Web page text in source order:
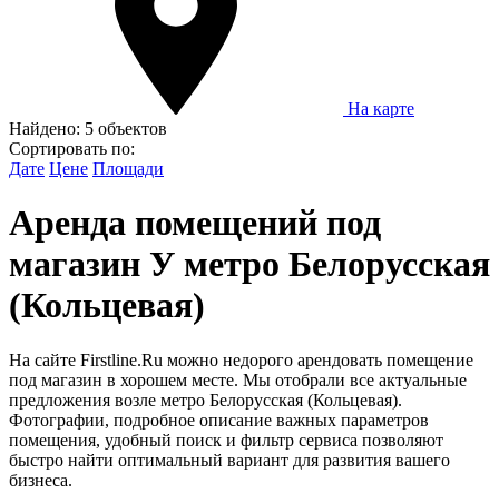
На карте
Найдено: 5 объектов
Сортировать по:
Дате Цене Площади
Аренда помещений под
магазин У метро Белорусская
(Кольцевая)
На сайте Firstline.Ru можно недорого арендовать помещение
под магазин в хорошем месте. Мы отобрали все актуальные
предложения возле метро Белорусская (Кольцевая).
Фотографии, подробное описание важных параметров
помещения, удобный поиск и фильтр сервиса позволяют
быстро найти оптимальный вариант для развития вашего
бизнеса.